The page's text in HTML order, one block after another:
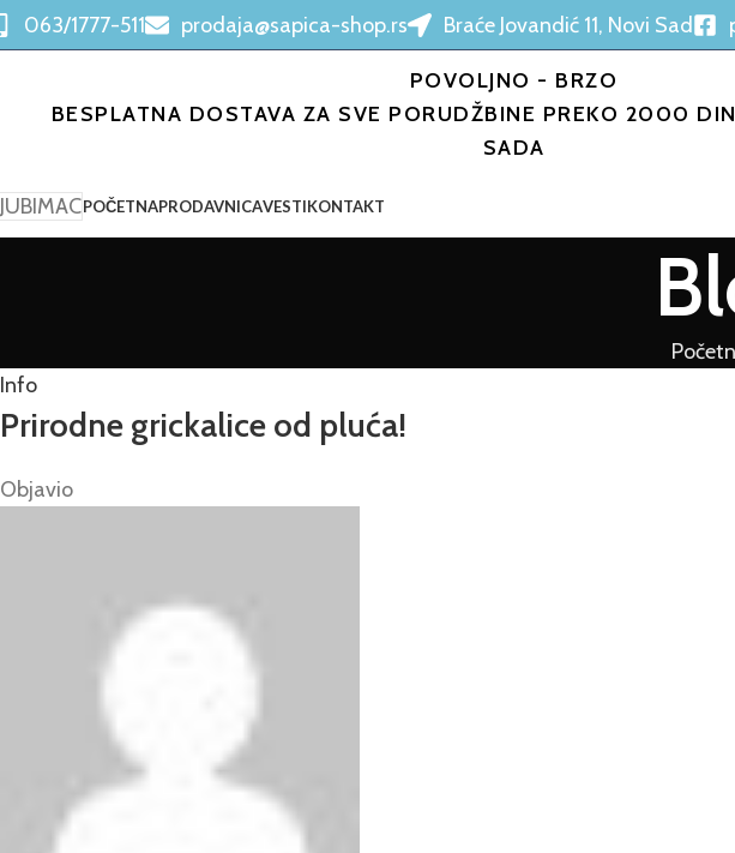
063/1777-511 prodaja@sapica-shop.rs Braće Jovandić 11, Novi Sad
POVOLJNO - BRZO
BESPLATNA DOSTAVA ZA SVE PORUDŽBINE PREKO 2000
SADA
POČETNAPRODAVNICAVESTIKONTAKT
Info
Prirodne grickalice od pluća!
Objavio